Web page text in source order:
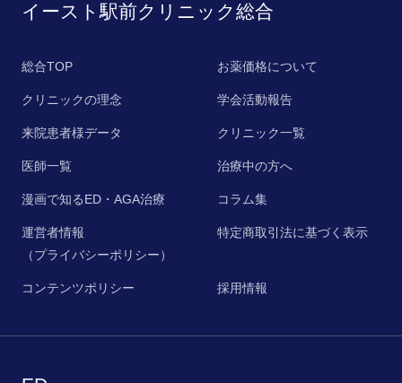
イースト駅前クリニック総合
総合TOP お薬価格について
クリニックの理念 学会活動報告
来院患者様データ クリニック一覧
医師一覧 治療中の方へ
漫画で知るED・AGA治療 コラム集
運営者情報
（プライバシーポリシー）
特定商取引法に基づく表示
コンテンツポリシー 採用情報